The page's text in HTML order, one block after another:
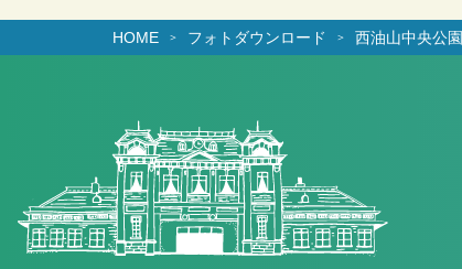
HOME フォトダウンロード 西油山中央公園